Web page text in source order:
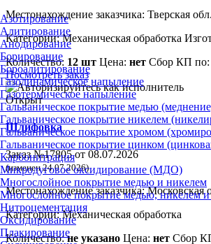
Азотирование
Алитирование
Анодирование
Борирование
Бороалитирование
Газодинамическое напыление
Газотермическое напыление
Гальваническое покрытие медью
Гальваническое покрытие никелем
Гальваническое покрытие хромом
Гальваническое покрытие цинком
Карбонитрация
Микродуговое оксидирование (МДО)
Многослойное покрытие медью и никелем
Многослойное покрытие медью, никелем
Нитроцементация
Оксидирование
Плакирование
Местонахождение заказчика: Тверская
Категории:Механическая обработка
Количество: 12 шт Цена: нет Сбор КП по:
Посмотреть заказ
Открыт
Шлифовка
Заказ №17805 от 08.07.2026
(изменен 24.07.2026)
Местонахождение заказчика: Московская
Категории:Механическая обработка
Количество:не указано Цена: нет Сбор